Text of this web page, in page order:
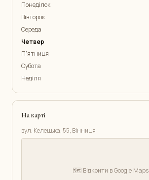
Понеділок
Вівторок
Середа
Четвер
П'ятниця
Субота
Неділя
На карті
вул. Келецька, 55, Вінниця
🗺️ Відкрити в Google Maps